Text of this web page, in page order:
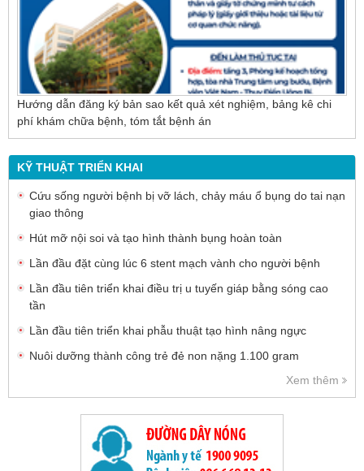
Hướng dẫn đăng ký bản sao kết quả xét nghiệm, bảng kê chi
phí khám chữa bệnh, tóm tắt bệnh án
KỸ THUẬT TRIỂN KHAI
Cứu sống người bệnh bị vỡ lách, chảy máu ổ bụng do tai nạn
giao thông
Hút mỡ nội soi và tạo hình thành bụng hoàn toàn
Lần đầu đặt cùng lúc 6 stent mạch vành cho người bệnh
Lần đầu tiên triển khai điều trị u tuyến giáp bằng sóng cao
tần
Lần đầu tiên triển khai phẫu thuật tạo hình nâng ngực
Nuôi dưỡng thành công trẻ đẻ non nặng 1.100 gram
Xem thêm